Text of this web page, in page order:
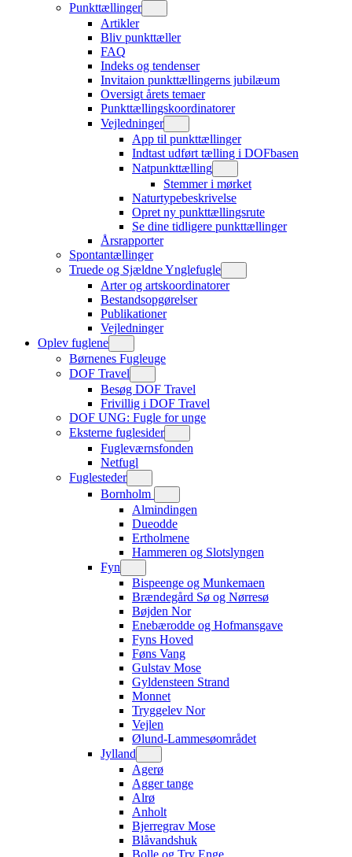
Punkttællinger
Artikler
Bliv punkttæller
FAQ
Indeks og tendenser
Invitaion punkttællingerns jubilæum
Oversigt årets temaer
Punkttællingskoordinatorer
Vejledninger
App til punkttællinger
Indtast udført tælling i DOFbasen
Natpunkttælling
Stemmer i mørket
Naturtypebeskrivelse
Opret ny punkttællingsrute
Se dine tidligere punkttællinger
Årsrapporter
Spontantællinger
Truede og Sjældne Ynglefugle
Arter og artskoordinatorer
Bestandsopgørelser
Publikationer
Vejledninger
Oplev fuglene
Børnenes Fugleuge
DOF Travel
Besøg DOF Travel
Frivillig i DOF Travel
DOF UNG: Fugle for unge
Eksterne fuglesider
Fugleværnsfonden
Netfugl
Fuglesteder
Bornholm
Almindingen
Dueodde
Ertholmene
Hammeren og Slotslyngen
Fyn
Bispeenge og Munkemaen
Brændegård Sø og Nørresø
Bøjden Nor
Enebærodde og Hofmansgave
Fyns Hoved
Føns Vang
Gulstav Mose
Gyldensteen Strand
Monnet
Tryggelev Nor
Vejlen
Ølund-Lammesøområdet
Jylland
Agerø
Agger tange
Alrø
Anholt
Bjerregrav Mose
Blåvandshuk
Bolle og Try Enge